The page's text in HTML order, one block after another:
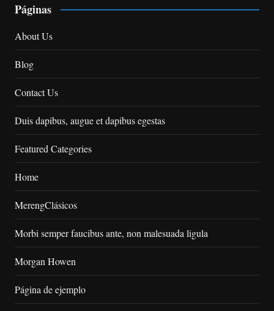
Páginas
About Us
Blog
Contact Us
Duis dapibus, augue et dapibus egestas
Featured Categories
Home
MerengClásicos
Morbi semper faucibus ante, non malesuada ligula
Morgan Howen
Página de ejemplo